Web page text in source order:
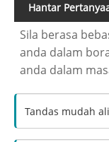
Hantar
Sila berasa
anda dalam
anda dalam